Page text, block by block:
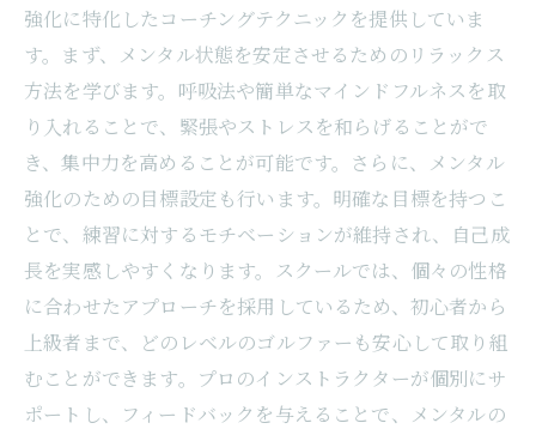
強化に特化したコーチングテクニックを提供していま
す。まず、メンタル状態を安定させるためのリラックス
方法を学びます。呼吸法や簡単なマインドフルネスを取
り入れることで、緊張やストレスを和らげることがで
き、集中力を高めることが可能です。さらに、メンタル
強化のための目標設定も行います。明確な目標を持つこ
とで、練習に対するモチベーションが維持され、自己成
長を実感しやすくなります。スクールでは、個々の性格
に合わせたアプローチを採用しているため、初心者から
上級者まで、どのレベルのゴルファーも安心して取り組
むことができます。プロのインストラクターが個別にサ
ポートし、フィードバックを与えることで、メンタルの